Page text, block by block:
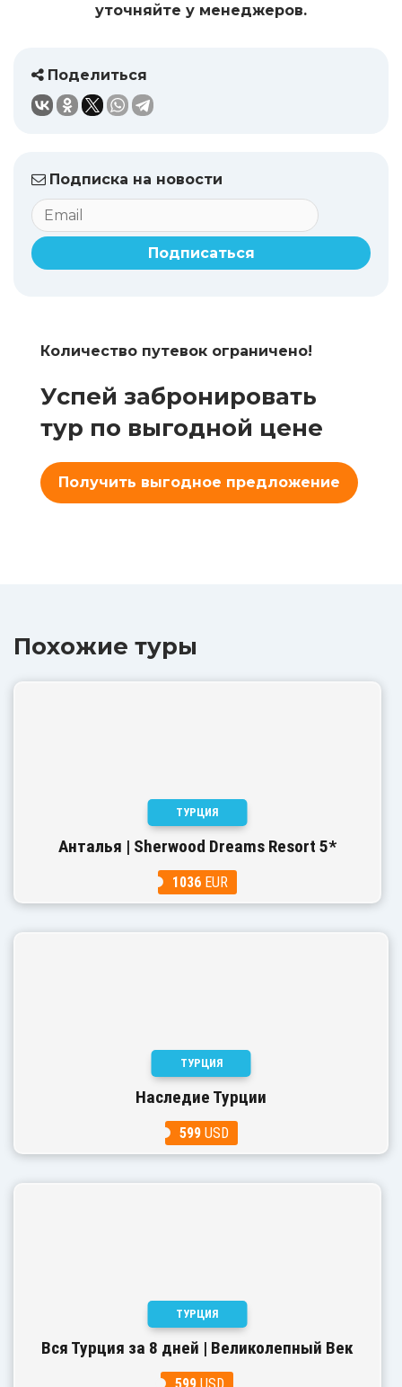
уточняйте у менеджеров.
Поделиться
Подписка на новости
Подписаться
Количество путевок ограничено!
Успей забронировать
тур по выгодной цене
Получить выгодное предложение
Похожие туры
ТУРЦИЯ
Анталья | Sherwood Dreams Resort 5*
1036EUR
ТУРЦИЯ
Наследие Турции
599USD
ТУРЦИЯ
Вся Турция за 8 дней | Великолепный Век
599 USD